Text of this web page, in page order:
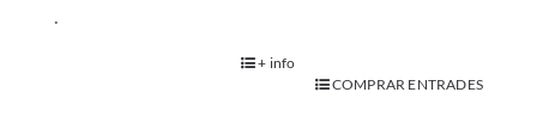
.
+ info
COMPRAR ENTRADES